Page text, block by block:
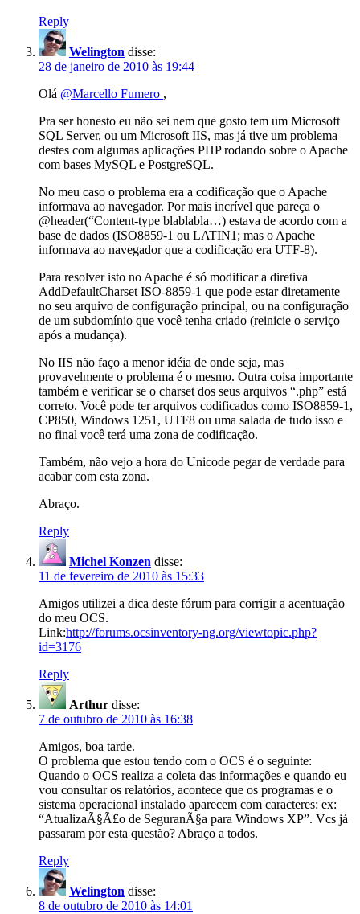
Reply
Welington disse:
28 de janeiro de 2010 às 19:44
Olá @Marcello Fumero ,
Pra ser honesto eu não sei nem que gosto tem um Microsoft
SQL Server, ou um Microsoft IIS, mas já tive um problema
destes com algumas aplicações PHP rodando sobre o Apache
com bases MySQL e PostgreSQL.
No meu caso o problema era a codificação que o Apache
informava ao navegador. Por mais incrível que pareça o
@header(“Content-type blablabla…) estava de acordo com a
base de dados (ISO8859-1 ou LATIN1; mas o Apache
informava ao navegador que a codificação era UTF-8).
Para resolver isto no Apache é só modificar a diretiva
AddDefaultCharset ISO-8859-1 que pode estar diretamente
no seu arquivo de configuração principal, ou na configuração
de um subdomínio que você tenha criado (reinicie o serviço
após a mudança).
No IIS não faço a menor idéia de onde seja, mas
provavelmente o problema é o mesmo. Outra coisa importante
também e verificar se o charset dos seus arquivos “.php” está
correto. Você pode ter arquivos codificados como ISO8859-1,
CP850, Windows 1251, UTF8 ou uma salada de tudo isso e
no final você terá uma zona de codificação.
Também, não vejo a hora do Unicode pegar de verdade para
acabar com esta zona.
Abraço.
Reply
Michel Konzen disse:
11 de fevereiro de 2010 às 15:33
Amigos utilizei a dica deste fórum para corrigir a acentuação
do meu OCS.
Link:http://forums.ocsinventory-ng.org/viewtopic.php?
id=3176
Reply
Arthur disse:
7 de outubro de 2010 às 16:38
Amigos, boa tarde.
O problema que estou tendo com o OCS é o seguinte:
Quando o OCS realiza a coleta das informações e quando eu
vou consultar os relatórios, acontece que os programas e o
sistema operacional instalado aparecem com caracteres: ex:
“AtualizaÃ§Ã£o de SeguranÃ§a para Windows XP”. Vcs já
passaram por esta questão? Abraço a todos.
Reply
Welington disse:
8 de outubro de 2010 às 14:01